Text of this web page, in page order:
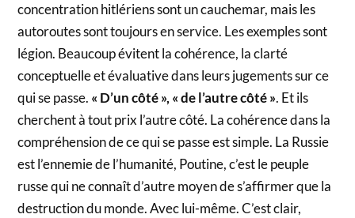
concentration hitlériens sont un cauchemar, mais les
autoroutes sont toujours en service. Les exemples sont
légion. Beaucoup évitent la cohérence, la clarté
conceptuelle et évaluative dans leurs jugements sur ce
qui se passe. « D’un côté », « de l’autre côté ». Et ils
cherchent à tout prix l’autre côté. La cohérence dans la
compréhension de ce qui se passe est simple. La Russie
est l’ennemie de l’humanité, Poutine, c’est le peuple
russe qui ne connaît d’autre moyen de s’affirmer que la
destruction du monde. Avec lui-même. C’est clair,